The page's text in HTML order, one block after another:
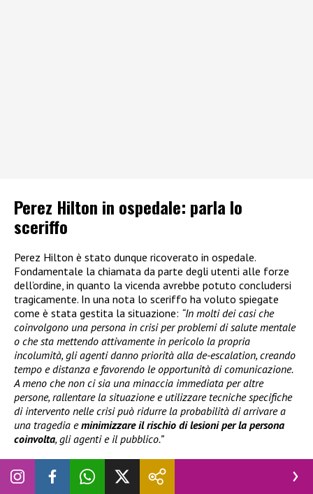
Perez Hilton in ospedale: parla lo
sceriffo
Perez Hilton è stato dunque ricoverato in ospedale.
Fondamentale la chiamata da parte degli utenti alle forze
dell’ordine, in quanto la vicenda avrebbe potuto concludersi
tragicamente. In una nota lo sceriffo ha voluto spiegate
come è stata gestita la situazione: “In molti dei casi che
coinvolgono una persona in crisi per problemi di salute mentale
o che sta mettendo attivamente in pericolo la propria
incolumità, gli agenti danno priorità alla de-escalation, creando
tempo e distanza e favorendo le opportunità di comunicazione.
A meno che non ci sia una minaccia immediata per altre
persone, rallentare la situazione e utilizzare tecniche specifiche
di intervento nelle crisi può ridurre la probabilità di arrivare a
una tragedia eminimizzare il rischio di lesioni per la persona
coinvolta, gli agenti e il pubblico.”